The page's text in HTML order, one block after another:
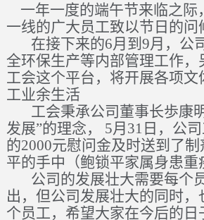
一年一度的端午节来临之际
一线的广大员工致以节日的问
在接下来的6月到 9月，公
全环保生产等内部管理工作，
工会这个平台，将开展各项文
工业余生活
工会秉承公司董事长歩康
发展”的理念，
5月 31 日，公
的2000元慰问金及时送到了
平的手中（鲍锁平家属身患重
公司的发展壮大需要每个
出，但公司发展壮大的同时
个员工，希望大家在今后的日